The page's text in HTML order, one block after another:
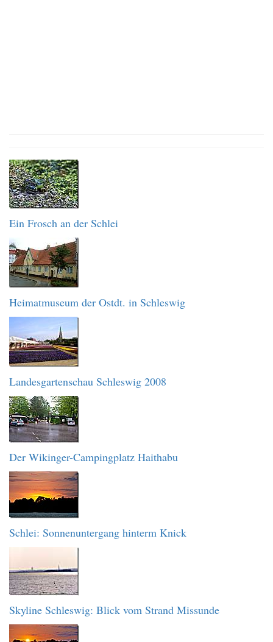
Ein Frosch an der Schlei
Heimatmuseum der Ostdt. in Schleswig
Landesgartenschau Schleswig 2008
Der Wikinger-Campingplatz Haithabu
Schlei: Sonnenuntergang hinterm Knick
Skyline Schleswig: Blick vom Strand Missunde